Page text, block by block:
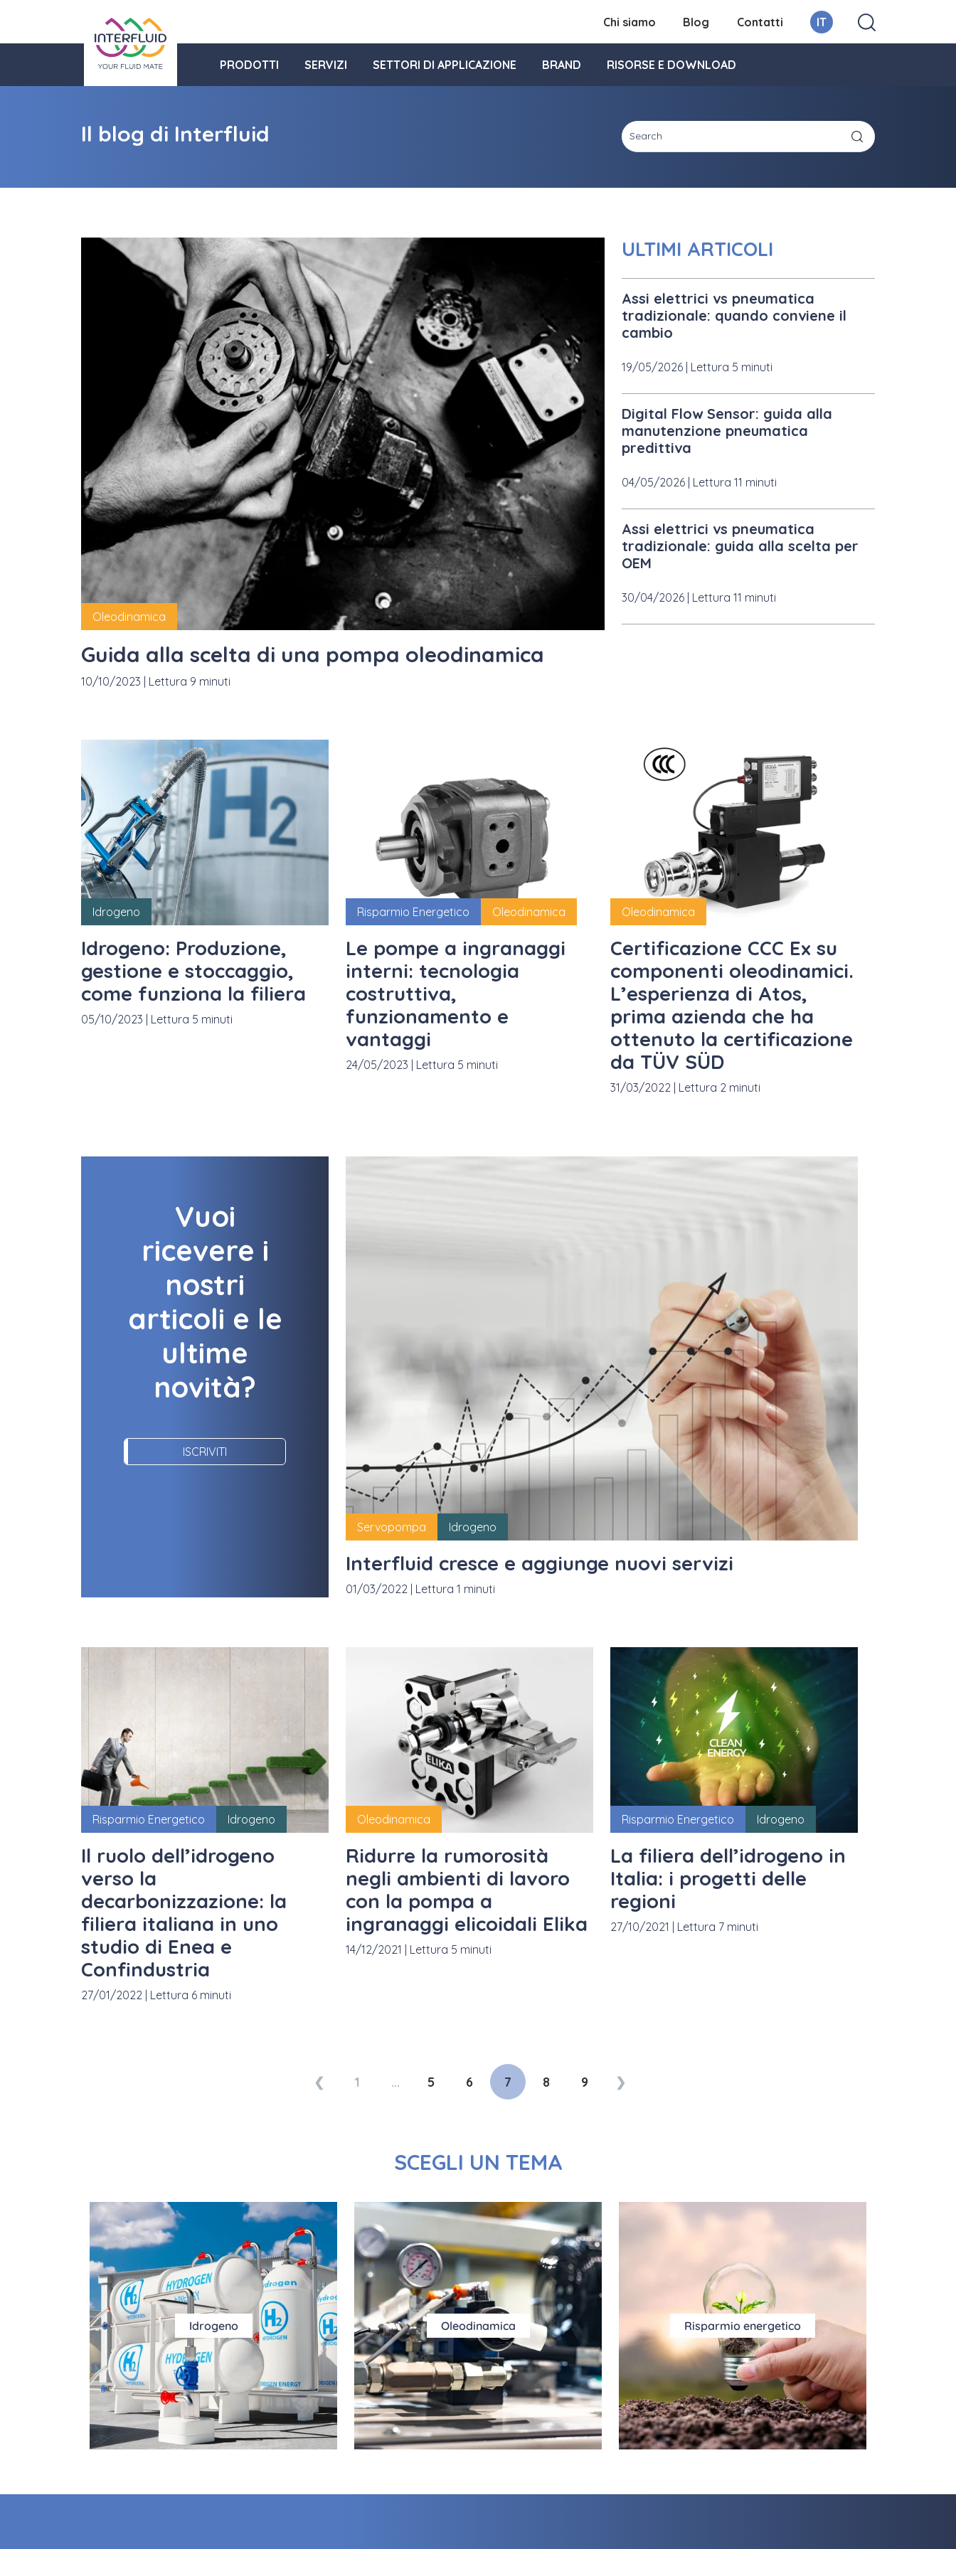
Chi siamo Blog Contatti IT
PRODOTTI SERVIZI SETTORI DI APPLICAZIONE BRAND RISORSE E DOWNLOAD
Il blog di Interfluid
Oleodinamica
Guida alla scelta di una pompa oleodinamica
10/10/2023 Lettura 9 minuti
ULTIMI ARTICOLI
Assi elettrici vs pneumatica
tradizionale: quando conviene il
cambio
19/05/2026 Lettura 5 minuti
Digital Flow Sensor: guida alla
manutenzione pneumatica
predittiva
04/05/2026 Lettura 11 minuti
Assi elettrici vs pneumatica
tradizionale: guida alla scelta per
OEM
30/04/2026 Lettura 11 minuti
Idrogeno
Idrogeno: Produzione,
gestione e stoccaggio,
come funziona la filiera
05/10/2023 Lettura 5 minuti
Risparmio Energetico Oleodinamica
Le pompe a ingranaggi
interni: tecnologia
costruttiva,
funzionamento e
vantaggi
24/05/2023 Lettura 5 minuti
Oleodinamica
Certificazione CCC Ex su
componenti oleodinamici.
L’esperienza di Atos,
prima azienda che ha
ottenuto la certificazione
da TÜV SÜD
31/03/2022 Lettura 2 minuti
Vuoi
ricevere i
nostri
articoli e le
ultime
novità?
ISCRIVITI
Servopompa Idrogeno
Interfluid cresce e aggiunge nuovi servizi
01/03/2022 Lettura 1 minuti
Risparmio Energetico Idrogeno
Il ruolo dell’idrogeno
verso la
decarbonizzazione: la
filiera italiana in uno
studio di Enea e
Confindustria
27/01/2022 Lettura 6 minuti
Oleodinamica
Ridurre la rumorosità
negli ambienti di lavoro
con la pompa a
ingranaggi elicoidali Elika
14/12/2021 Lettura 5 minuti
Risparmio Energetico Idrogeno
La filiera dell’idrogeno in
Italia: i progetti delle
regioni
27/10/2021 Lettura 7 minuti
❮ 1 ... 5 6 7 8 9 ❯
SCEGLI UN TEMA
Idrogeno Oleodinamica Risparmio energetico